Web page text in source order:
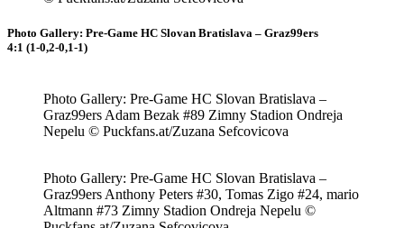
Photo Gallery: Pre-Game HC Slovan Bratislava – Graz99ers
4:1 (1-0,2-0,1-1)
Photo Gallery: Pre-Game HC Slovan Bratislava –
Graz99ers Adam Bezak #89 Zimny Stadion Ondreja
Nepelu © Puckfans.at/Zuzana Sefcovicova
Photo Gallery: Pre-Game HC Slovan Bratislava –
Graz99ers Anthony Peters #30, Tomas Zigo #24, mario
Altmann #73 Zimny Stadion Ondreja Nepelu ©